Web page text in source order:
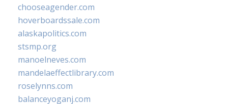
chooseagender.com
hoverboardssale.com
alaskapolitics.com
stsmp.org
manoelneves.com
mandelaeffectlibrary.com
roselynns.com
balanceyoganj.com